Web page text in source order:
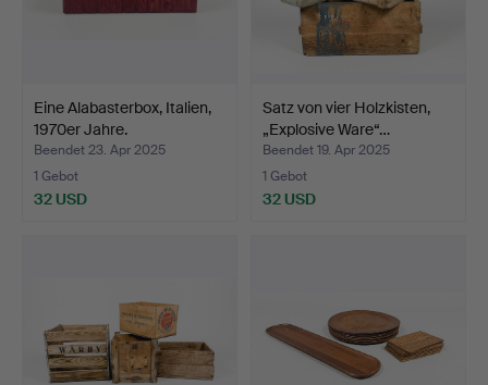
Eine Alabasterbox, Italien,
1970er Jahre.
Beendet 23. Apr 2025
1 Gebot
32 USD
Satz von vier Holzkisten,
„Explosive Ware“…
Beendet 19. Apr 2025
1 Gebot
32 USD